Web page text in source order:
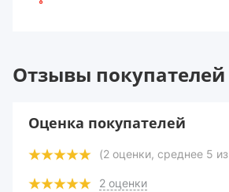
Отзывы покупателей
Оценка покупателей
(2 оценки, среднее 5 из
2 оценки